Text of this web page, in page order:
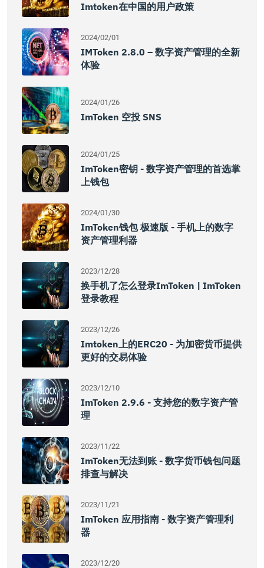
Imtoken在中国的用户政策
2024/02/01
IMToken 2.8.0 – 数字资产管理的全新
体验
2024/01/26
ImToken 空投 SNS
2024/01/25
ImToken密钥 - 数字资产管理的首选掌
上钱包
2024/01/30
ImToken钱包 极速版 - 手机上的数字
资产管理利器
2023/12/28
换手机了怎么登录imToken | ImToken
登录教程
2023/12/26
Imtoken上的ERC20 - 为加密货币提供
更好的交易体验
2023/12/10
ImToken 2.9.6 - 支持您的数字资产管
理
2023/11/22
ImToken无法到账 - 数字货币钱包问题
排查与解决
2023/11/21
ImToken 应用指南 - 数字资产管理利
器
2023/12/20